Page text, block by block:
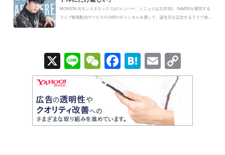
MONSTA X(モンスタエックス)のメンバー、ミニョクは11月3日、NAVERが運営する
ライブ動画配信サービスV LIVEのチャンネルを通して、誕生日を記念するライブ放...
X
Li
n
e
W
e
C
at
F
a
c
e
b
H
at
e
n
a
E
m
ail
o
Li